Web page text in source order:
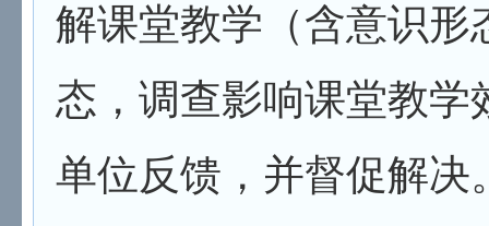
解课堂教学（含意识形
态，调查影响课堂教
单位反馈，并督促解决